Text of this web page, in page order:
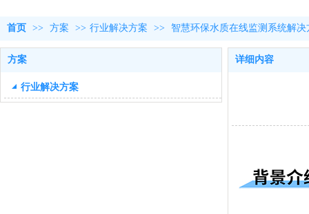
首页 >> 方案 >> 行业解决方案 >> 智慧环保水质在线监测系统解决
方案
行业解决方案
详细内容